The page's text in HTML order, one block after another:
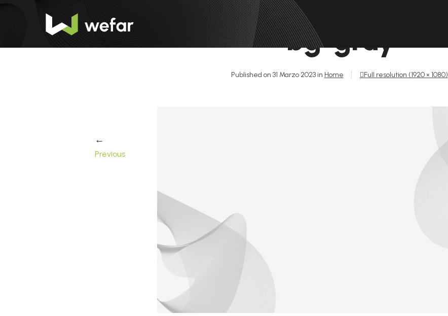
bg-gray
Published on 31 Marzo 2023in Home Full resolution (1920 × 1080)
←
Previous